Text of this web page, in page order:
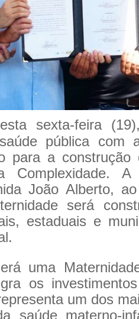
sexta-feira
pública com
para a construção
Complexidade. A
João Alberto,
será
estaduais e
uma
os
um dos
saúde materno-